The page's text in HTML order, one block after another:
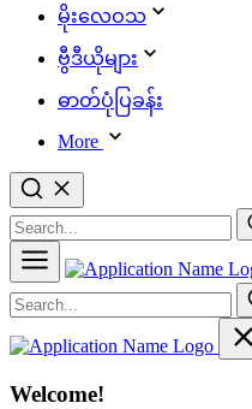
မိုးလေဝသ
ဗွီဒီယိုများ
ဓာတ်ပုံပြခန်း
More
Welcome!